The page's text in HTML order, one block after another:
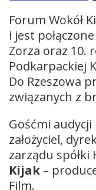
Forum Wokół
i jest
Zorza oraz 10.
Podkarpackiej
Do Rzeszowa
związanych z
Gośćmi audycji
założyciel,
zarządu spółki
Kijak –
Film.